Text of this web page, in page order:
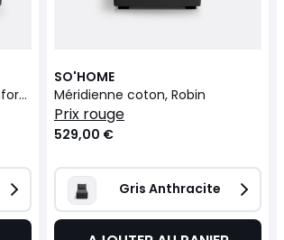
Banquette convertible Comfort Bultex®, Robin
SO'HOME
Méridienne coton, Robin
prix rouge
529,00 €
Gris Anthracite